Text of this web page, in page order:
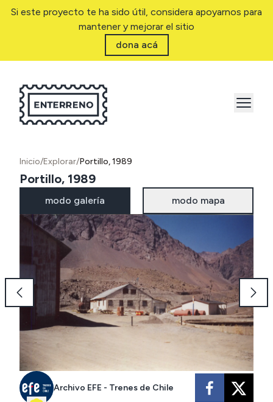
Si este proyecto te ha sido útil, considera apoyarnos para
mantener y mejorar el sitio
dona acá
Inicio/Explorar/Portillo, 1989
Portillo, 1989
modo galería modo mapa
Archivo EFE - Trenes de Chile